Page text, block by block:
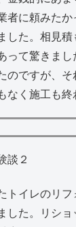
者に頼みた
した。相見
って驚きま
のですが、そ
なく施工も終
談２
トイレのリフ
した。リシ